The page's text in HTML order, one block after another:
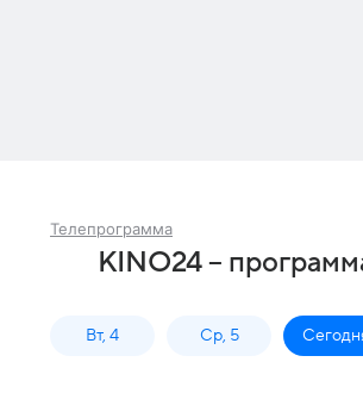
Телепрограмма
KINO24 –
Вт, 4 Ср, 5